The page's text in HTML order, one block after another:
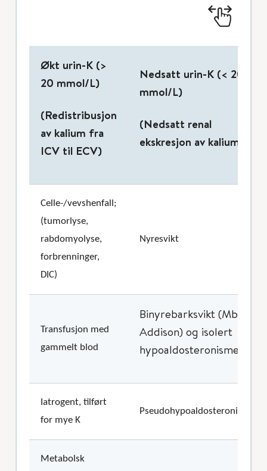
Økt urin-K (>
20 mmol/L)
(Redistribusjon
av kalium fra
ICV til ECV)
Nedsatt urin-K (< 20
mmol/L)
(Nedsatt renal
ekskresjon av kalium)
Celle-/vevshenfall;
(tumorlyse,
rabdomyolyse,
forbrenninger,
DIC)
Nyresvikt
Transfusjon med
gammelt blod
Binyrebarksvikt (Mb
Addison) og isolert
hypoaldosteronisme
Iatrogent, tilført
for mye K
Pseudohypoaldosteronisme
Metabolsk